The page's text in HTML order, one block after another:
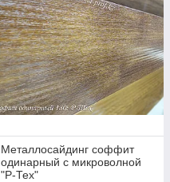
Металлосайдинг соффит
одинарный с микроволной
"Р-Тех"